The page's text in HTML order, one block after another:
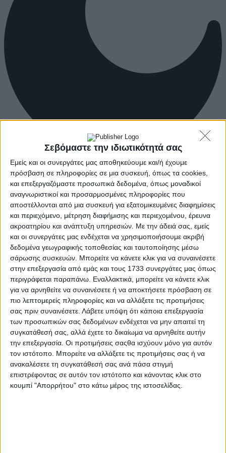
Σεβόμαστε την ιδιωτικότητά σας
Εμείς και οι συνεργάτες μας αποθηκεύουμε και/ή έχουμε
πρόσβαση σε πληροφορίες σε μια συσκευή, όπως τα cookies,
και επεξεργαζόμαστε προσωπικά δεδομένα, όπως μοναδικοί
αναγνωριστικοί και προσαρμοσμένες πληροφορίες που
αποστέλλονται από μια συσκευή για εξατομικευμένες διαφημίσεις
και περιεχόμενο, μέτρηση διαφήμισης και περιεχομένου, έρευνα
ακροατηρίου και ανάπτυξη υπηρεσιών. Με την άδειά σας, εμείς
και οι συνεργάτες μας ενδέχεται να χρησιμοποιήσουμε ακριβή
δεδομένα γεωγραφικής τοποθεσίας και ταυτοποίησης μέσω
σάρωσης συσκευών. Μπορείτε να κάνετε κλικ για να συναινέσετε
στην επεξεργασία από εμάς και τους 1733 συνεργάτες μας όπως
περιγράφεται παραπάνω. Εναλλακτικά, μπορείτε να κάνετε κλικ
για να αρνηθείτε να συναινέσετε ή να αποκτήσετε πρόσβαση σε
πιο λεπτομερείς πληροφορίες και να αλλάξετε τις προτιμήσεις
σας πριν συναινέσετε. Λάβετε υπόψη ότι κάποια επεξεργασία
των προσωπικών σας δεδομένων ενδέχεται να μην απαιτεί τη
συγκατάθεσή σας, αλλά έχετε το δικαίωμα να αρνηθείτε αυτήν
την επεξεργασία. Οι προτιμήσεις σαςθα ισχύουν μόνο για αυτόν
τον ιστότοπο. Μπορείτε να αλλάξετε τις προτιμήσεις σας ή να
ανακαλέσετε τη συγκατάθεσή σας ανά πάσα στιγμή
επιστρέφοντας σε αυτόν τον ιστότοπο και κάνοντας κλικ στο
κουμπί "Απορρήτου" στο κάτω μέρος της ιστοσελίδας.
Αρχική